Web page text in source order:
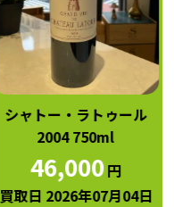
シャトー・ラトゥール
2004 750ml
46,000円
買取日 2026年07月04日